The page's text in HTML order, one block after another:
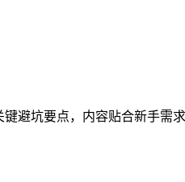
避坑要点，内容贴合新手需